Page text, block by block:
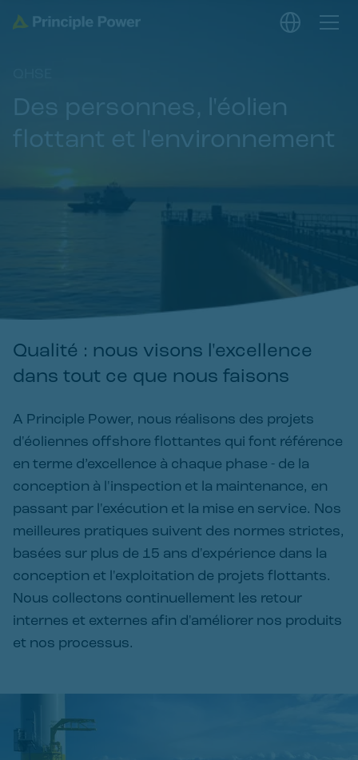
Des personnes, l'éolien
flottant et l'environnement
Qualité : nous visons l'excellence
dans tout ce que nous faisons
A Principle Power, nous réalisons des projets
d'éoliennes offshore flottantes qui font référence
en terme d’excellence à chaque phase - de la
conception à l'inspection et la maintenance, en
passant par l'exécution et la mise en service. Nos
meilleures pratiques suivent des normes strictes,
basées sur plus de 15 ans d'expérience dans la
conception et l'exploitation de projets flottants.
Nous collectons continuellement les retour
internes et externes afin d'améliorer nos produits
et nos processus.